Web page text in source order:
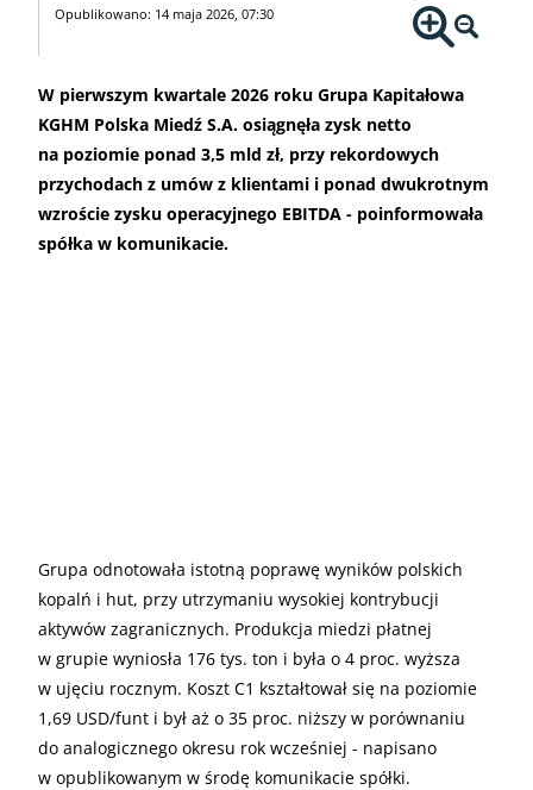
Opublikowano: 14 maja 2026, 07:30
W pierwszym kwartale 2026 roku Grupa Kapitałowa
KGHM Polska Miedź S.A. osiągnęła zysk netto
na poziomie ponad 3,5 mld zł, przy rekordowych
przychodach z umów z klientami i ponad dwukrotnym
wzroście zysku operacyjnego EBITDA - poinformowała
spółka w komunikacie.
Grupa odnotowała istotną poprawę wyników polskich
kopalń i hut, przy utrzymaniu wysokiej kontrybucji
aktywów zagranicznych. Produkcja miedzi płatnej
w grupie wyniosła 176 tys. ton i była o 4 proc. wyższa
w ujęciu rocznym. Koszt C1 kształtował się na poziomie
1,69 USD/funt i był aż o 35 proc. niższy w porównaniu
do analogicznego okresu rok wcześniej - napisano
w opublikowanym w środę komunikacie spółki.